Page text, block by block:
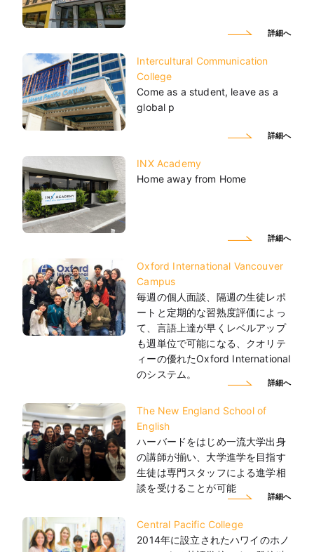
詳細へ
Intercultural Communication
College
Come as a student, leave as a
global p
詳細へ
INX Academy
Home away from Home
詳細へ
Oxford International Vancouver
Campus
毎週の個人面談、隔週の生徒レポ
ートと定期的な習熟度評価によっ
て、言語上達が早くレベルアップ
も週単位で可能になる、クオリテ
ィーの優れたOxford International
のシステム。
詳細へ
The New England School of
English
ハーバードをはじめ一流大学出身
の講師が揃い、大学進学を目指す
生徒は専門スタッフによる進学相
談を受けることが可能
詳細へ
Central Pacific College
2014年に設立されたハワイのホノ